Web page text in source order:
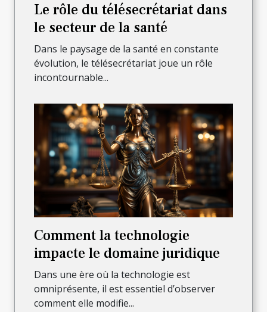
Le rôle du télésecrétariat dans
le secteur de la santé
Dans le paysage de la santé en constante
évolution, le télésecrétariat joue un rôle
incontournable...
Comment la technologie
impacte le domaine juridique
Dans une ère où la technologie est
omniprésente, il est essentiel d’observer
comment elle modifie...